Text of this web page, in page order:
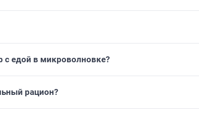
с едой в микроволновке?
рацион?